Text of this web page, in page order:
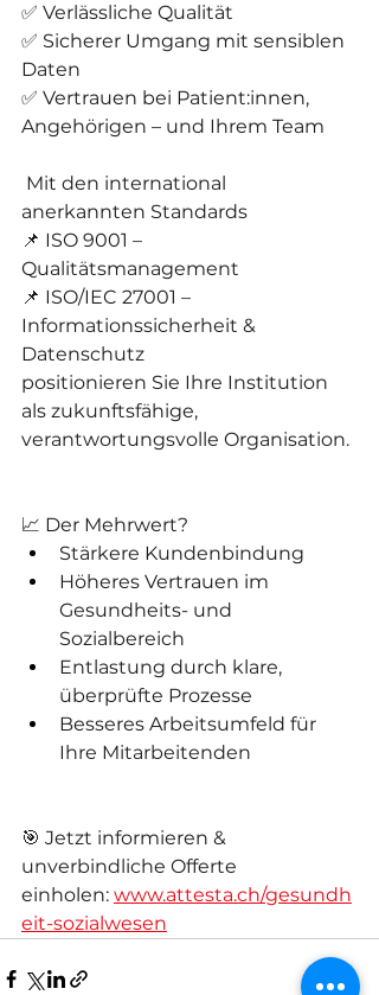
✅ Verlässliche Qualität
✅ Sicherer Umgang mit sensiblen
Daten
✅ Vertrauen bei Patient:innen,
Angehörigen – und Ihrem Team
Mit den international
anerkannten Standards
📌 ISO 9001 –
Qualitätsmanagement
📌 ISO/IEC 27001 –
Informationssicherheit &
Datenschutz
positionieren Sie Ihre Institution
als zukunftsfähige,
verantwortungsvolle Organisation.
📈 Der Mehrwert?
Stärkere Kundenbindung
Höheres Vertrauen im
Gesundheits- und
Sozialbereich
Entlastung durch klare,
überprüfte Prozesse
Besseres Arbeitsumfeld für
Ihre Mitarbeitenden
🎯 Jetzt informieren &
unverbindliche Offerte
einholen: www.attesta.ch/gesundh
eit-sozialwesen